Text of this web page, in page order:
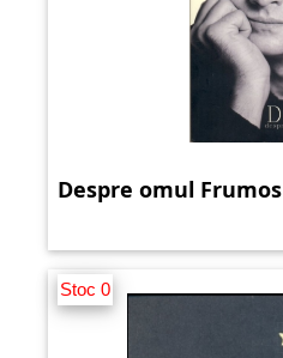
Despre omul Frumos
Stoc 0